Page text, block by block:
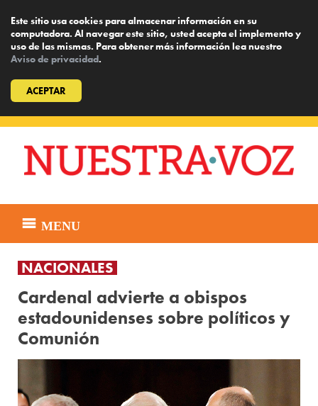
Este sitio usa cookies para almacenar información en su
computadora. Al navegar este sitio, usted acepta el implemento y
uso de las mismas. Para obtener más información lea nuestro
Aviso de privacidad.
ACEPTAR
content
MENU
NACIONALES
Cardenal advierte a obispos
estadounidenses sobre políticos y
Comunión